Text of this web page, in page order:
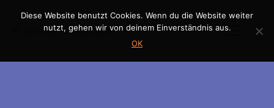
Diese Website benutzt Cookies. Wenn du die Website weiter
nutzt, gehen wir von deinem Einverständnis aus.
OK